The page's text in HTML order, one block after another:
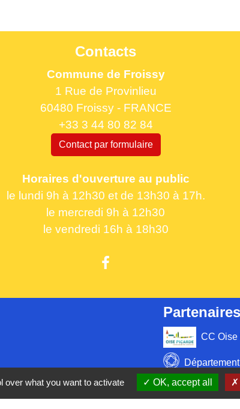
Contacts
Commune de Froissy
1 Rue de Provinlieu
60480 Froissy - FRANCE
+33 3 44 80 82 84
Contact par formulaire
Horaires d'ouverture au public
le lundi 9h à 12h30 et de 13h30 à 17h.
le mercredi 9h à 12h30
le vendredi 16h à 18h30
CC Oise
Région
over what you want to activate OK, accept all